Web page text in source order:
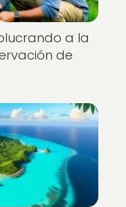
a la
de